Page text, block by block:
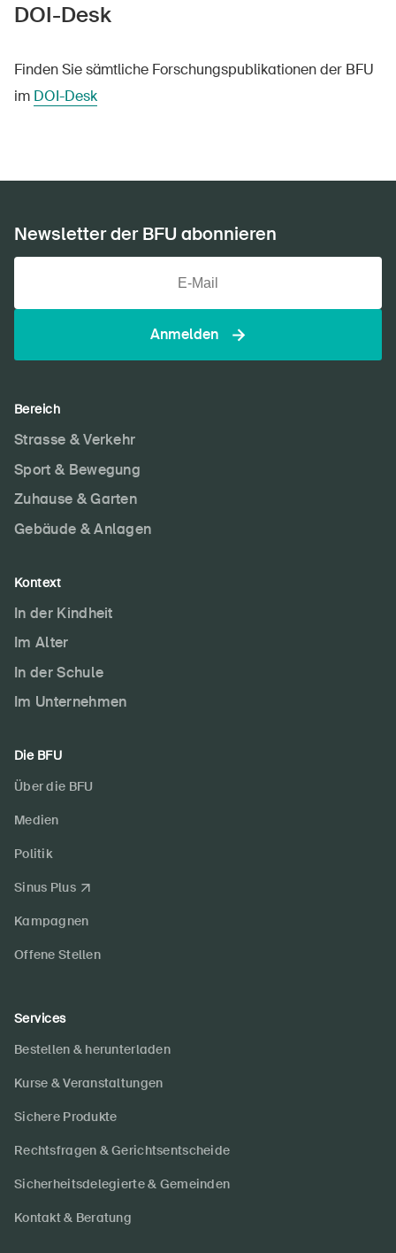
DE FR
Startseite
DOI-Desk
Finden Sie sämtliche Forschungspublikationen der BFU
im DOI-Desk
Newsletter der BFU abonnieren
Anmelden
Bereich
Strasse & Verkehr
Sport & Bewegung
Zuhause & Garten
Gebäude & Anlagen
Kontext
In der Kindheit
Im Alter
In der Schule
Im Unternehmen
Die BFU
Über die BFU
Medien
Politik
Sinus Plus
Kampagnen
Offene Stellen
Services
Bestellen & herunterladen
Kurse & Veranstaltungen
Sichere Produkte
Rechtsfragen & Gerichtsentscheide
Sicherheitsdelegierte & Gemeinden
Kontakt & Beratung